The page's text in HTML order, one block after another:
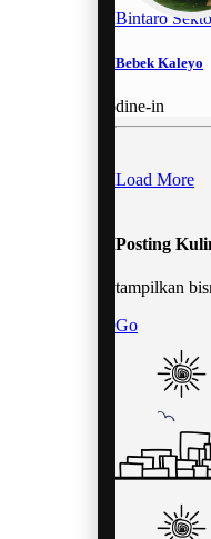
Bintaro
Bebek Kaleyo
dine-in
Load More
Posting
tampilkan
Go